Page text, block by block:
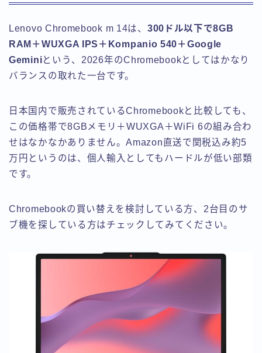
Lenovo Chromebook m 14は、 300ドル以下で8GB
RAM＋WUXGA IPS＋Kompanio 540＋Google
Geminiという、2026年のChromebookとしてはかなり
バランスの取れた一台です。
日本国内で販売されているChromebookと比較しても、
この価格帯で8GBメモリ＋WUXGA＋WiFi 6の組み合わ
せはなかなかありません。Amazon直送で関税込み約5
万円というのは、個人輸入としてもハードルが低い部類
です。
Chromebookの買い替えを検討している方、2台目のサ
ブ機を探している方はチェックしてみてください。